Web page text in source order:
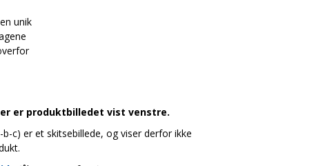
unik
er produktbilledet vist venstre.
c) er et skitsebillede, og viser derfor ikke